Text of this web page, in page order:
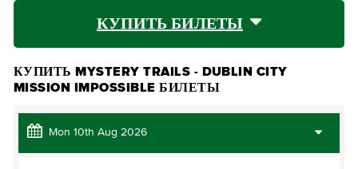
КУПИТЬ БИЛЕТЫ
КУПИТЬ MYSTERY TRAILS - DUBLIN CITY
MISSION IMPOSSIBLE БИЛЕТЫ